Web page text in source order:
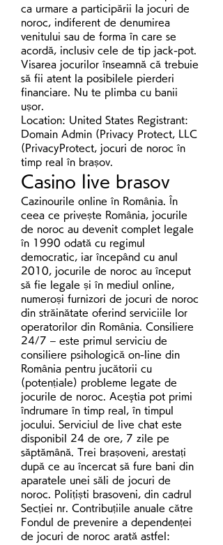
ca urmare a participării la jocuri de
noroc, indiferent de denumirea
venitului sau de forma în care se
acordă, inclusiv cele de tip jack-pot.
Visarea jocurilor înseamnă că trebuie
să fii atent la posibilele pierderi
financiare. Nu te plimba cu banii
ușor.
Location: United States Registrant:
Domain Admin (Privacy Protect, LLC
(PrivacyProtect, jocuri de noroc în
timp real în brașov.
Casino live brasov
Cazinourile online în România. În
ceea ce privește România, jocurile
de noroc au devenit complet legale
în 1990 odată cu regimul
democratic, iar începând cu anul
2010, jocurile de noroc au început
să fie legale și în mediul online,
numeroși furnizori de jocuri de noroc
din străinătate oferind serviciile lor
operatorilor din România. Consiliere
24/7 – este primul serviciu de
consiliere psihologică on-line din
România pentru jucătorii cu
(potențiale) probleme legate de
jocurile de noroc. Aceştia pot primi
îndrumare în timp real, în timpul
jocului. Serviciul de live chat este
disponibil 24 de ore, 7 zile pe
săptămână. Trei brașoveni, arestați
după ce au încercat să fure bani din
aparatele unei săli de jocuri de
noroc. Polițiști brasoveni, din cadrul
Secției nr. Contribuțiile anuale către
Fondul de prevenire a dependenței
de jocuri de noroc arată astfel: